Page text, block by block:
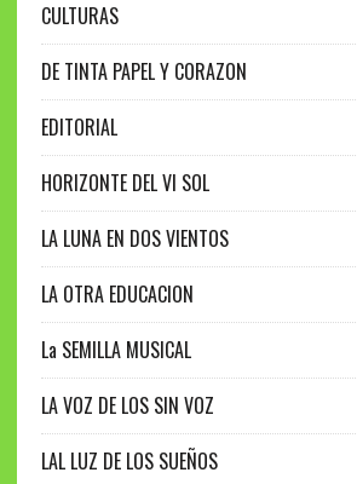
CULTURAS
DE TINTA PAPEL Y CORAZON
EDITORIAL
HORIZONTE DEL VI SOL
LA LUNA EN DOS VIENTOS
LA OTRA EDUCACION
La SEMILLA MUSICAL
LA VOZ DE LOS SIN VOZ
LAL LUZ DE LOS SUEÑOS